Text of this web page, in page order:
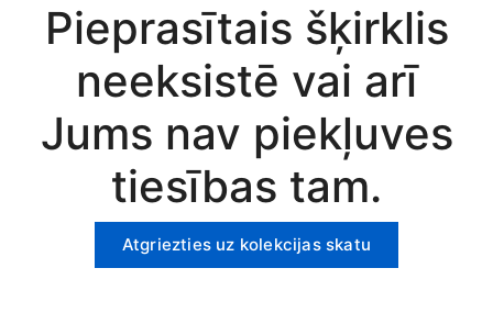
Pieprasītais šķirklis
neeksistē vai arī
Jums nav piekļuves
tiesības tam.
Atgriezties uz kolekcijas skatu